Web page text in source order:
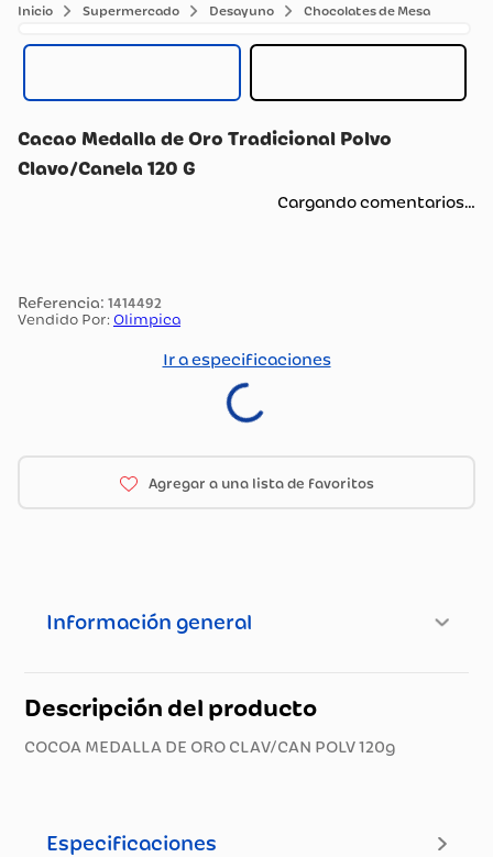
Supermercado Desayuno Chocolates de Mesa
Cacao Medalla de Oro Tradicional Polvo
Clavo/Canela 120 G
Cargando comentarios…
: 1414492
Vendido Por: Olimpica
Ir a especificaciones
Información general
Descripción del producto
COCOA MEDALLA DE ORO CLAV/CAN POLV 120g
Especificaciones